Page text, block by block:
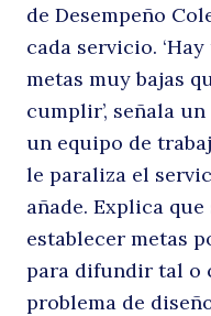
de Desempeño
cada servicio.
metas muy bajas
cumplir’, señala
un equipo de
le paraliza el
añade. Explica
establecer metas
para difundir tal o
problema de